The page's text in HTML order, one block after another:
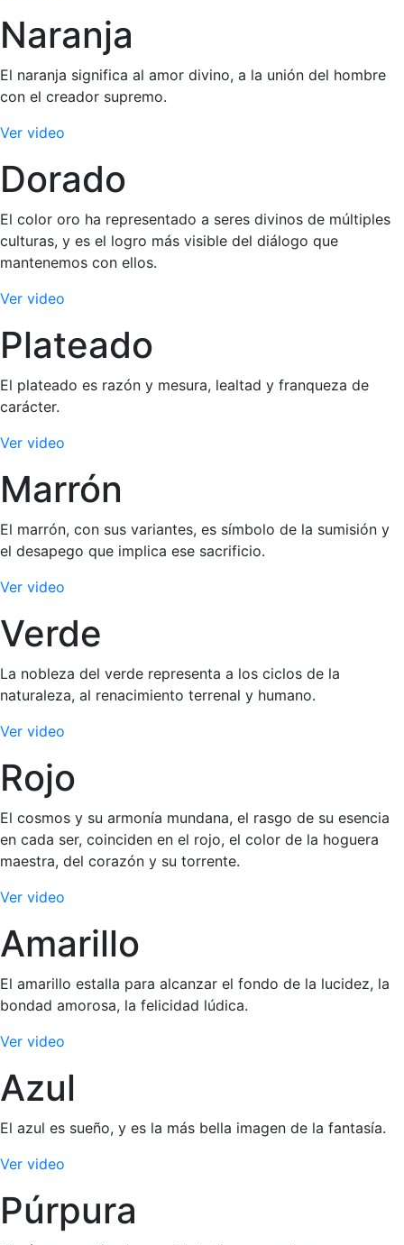
Naranja
El naranja significa al amor divino, a la unión del hombre
con el creador supremo.
Ver video
Dorado
El color oro ha representado a seres divinos de múltiples
culturas, y es el logro más visible del diálogo que
mantenemos con ellos.
Ver video
Plateado
El plateado es razón y mesura, lealtad y franqueza de
carácter.
Ver video
Marrón
El marrón, con sus variantes, es símbolo de la sumisión y
el desapego que implica ese sacrificio.
Ver video
Verde
La nobleza del verde representa a los ciclos de la
naturaleza, al renacimiento terrenal y humano.
Ver video
Rojo
El cosmos y su armonía mundana, el rasgo de su esencia
en cada ser, coinciden en el rojo, el color de la hoguera
maestra, del corazón y su torrente.
Ver video
Amarillo
El amarillo estalla para alcanzar el fondo de la lucidez, la
bondad amorosa, la felicidad lúdica.
Ver video
Azul
El azul es sueño, y es la más bella imagen de la fantasía.
Ver video
Púrpura